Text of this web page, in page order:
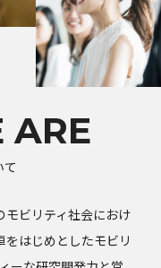
ARE
モビリティ社会におけ
はじめとしたモビリ